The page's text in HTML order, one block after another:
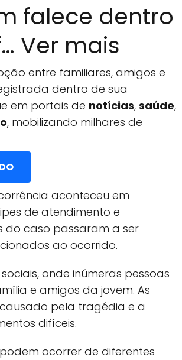
falece dentro
Ver mais
entre familiares, amigos e
dentro de sua
em portais de notícias, saúde,
, mobilizando milhares de
aconteceu em
de atendimento e
do caso passaram a ser
ao ocorrido.
onde inúmeras pessoas
e amigos da jovem. As
pela tragédia e a
difíceis.
ocorrer de diferentes